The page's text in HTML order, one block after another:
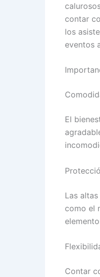
contar
los
eventos
El
Las
como el
Contar